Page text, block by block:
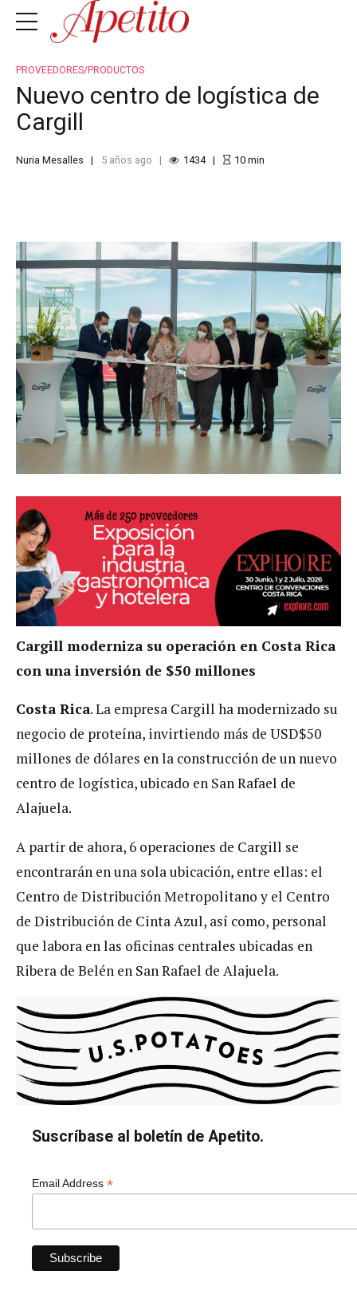
PROVEEDORES/PRODUCTOS
Nuevo centro de logística de
Cargill
Nuria Mesalles 5 años ago 1434 10min
Cargill moderniza su operación en Costa Rica
con una inversión de $50 millones
Costa Rica. La empresa Cargill ha modernizado su
negocio de proteína, invirtiendo más de USD$50
millones de dólares en la construcción de un nuevo
centro de logística, ubicado en San Rafael de
Alajuela.
A partir de ahora, 6 operaciones de Cargill se
encontrarán en una sola ubicación, entre ellas: el
Centro de Distribución Metropolitano y el Centro
de Distribución de Cinta Azul, así como, personal
que labora en las oficinas centrales ubicadas en
Ribera de Belén en San Rafael de Alajuela.
Suscríbase al boletín de Apetito.
Email Address *